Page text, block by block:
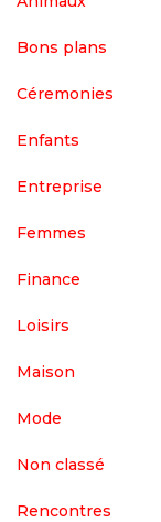
Bons plans
Céremonies
Enfants
Entreprise
Femmes
Finance
Loisirs
Maison
Mode
Non classé
Rencontres